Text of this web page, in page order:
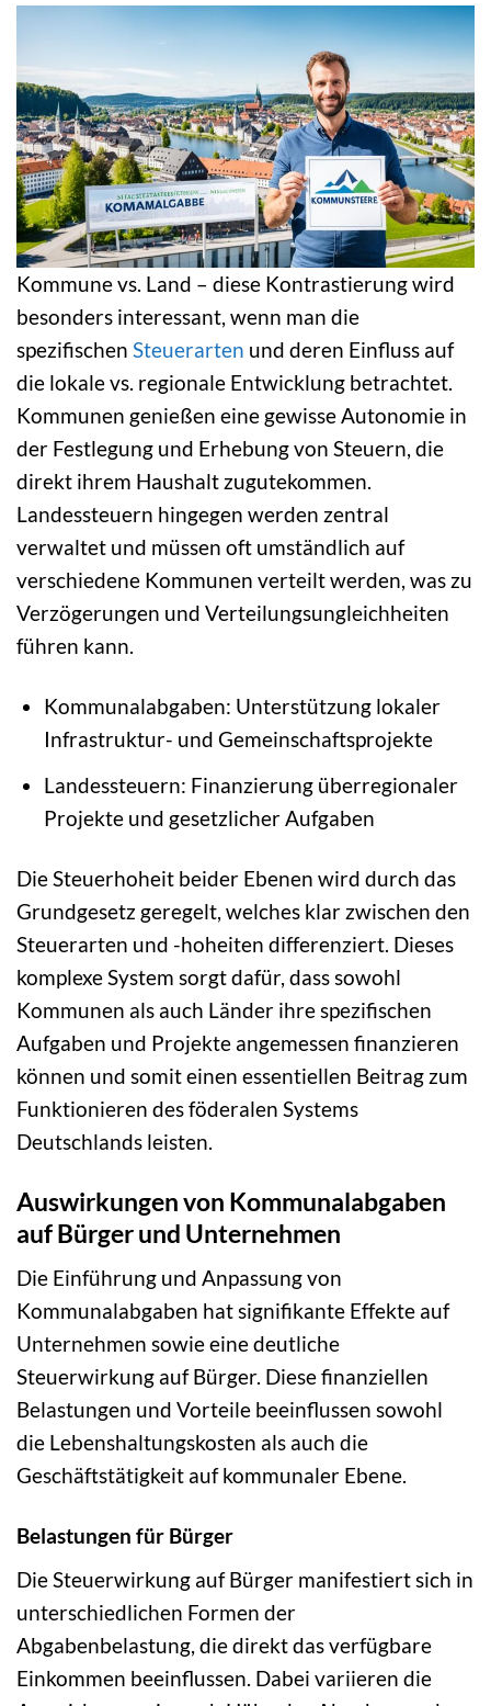
Kommune vs. Land – diese Kontrastierung wird
besonders interessant, wenn man die
spezifischen Steuerarten und deren Einfluss auf
die lokale vs. regionale Entwicklung betrachtet.
Kommunen genießen eine gewisse Autonomie in
der Festlegung und Erhebung von Steuern, die
direkt ihrem Haushalt zugutekommen.
Landessteuern hingegen werden zentral
verwaltet und müssen oft umständlich auf
verschiedene Kommunen verteilt werden, was zu
Verzögerungen und Verteilungsungleichheiten
führen kann.
Kommunalabgaben: Unterstützung lokaler
Infrastruktur- und Gemeinschaftsprojekte
Landessteuern: Finanzierung überregionaler
Projekte und gesetzlicher Aufgaben
Die Steuerhoheit beider Ebenen wird durch das
Grundgesetz geregelt, welches klar zwischen den
Steuerarten und -hoheiten differenziert. Dieses
komplexe System sorgt dafür, dass sowohl
Kommunen als auch Länder ihre spezifischen
Aufgaben und Projekte angemessen finanzieren
können und somit einen essentiellen Beitrag zum
Funktionieren des föderalen Systems
Deutschlands leisten.
Auswirkungen von Kommunalabgaben
auf Bürger und Unternehmen
Die Einführung und Anpassung von
Kommunalabgaben hat signifikante Effekte auf
Unternehmen sowie eine deutliche
Steuerwirkung auf Bürger. Diese finanziellen
Belastungen und Vorteile beeinflussen sowohl
die Lebenshaltungskosten als auch die
Geschäftstätigkeit auf kommunaler Ebene.
Belastungen für Bürger
Die Steuerwirkung auf Bürger manifestiert sich in
unterschiedlichen Formen der
Abgabenbelastung, die direkt das verfügbare
Einkommen beeinflussen. Dabei variieren die